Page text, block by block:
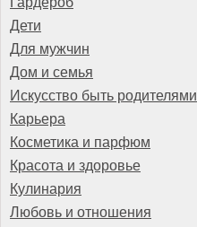
Дети
Для мужчин
Дом и семья
Искусство быть родителями
Карьера
Косметика и парфюм
Красота и здоровье
Кулинария
Любовь и отношения